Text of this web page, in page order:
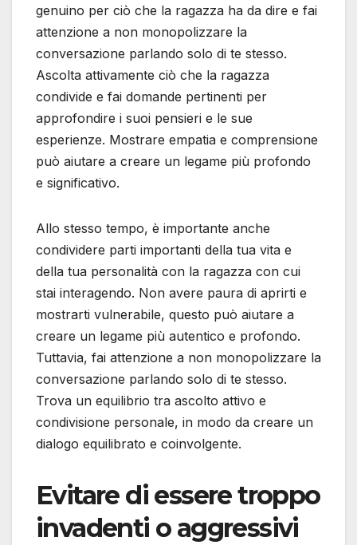
genuino per ciò che la ragazza ha da dire e fai
attenzione a non monopolizzare la
conversazione parlando solo di te stesso.
Ascolta attivamente ciò che la ragazza
condivide e fai domande pertinenti per
approfondire i suoi pensieri e le sue
esperienze. Mostrare empatia e comprensione
può aiutare a creare un legame più profondo
e significativo.
Allo stesso tempo, è importante anche
condividere parti importanti della tua vita e
della tua personalità con la ragazza con cui
stai interagendo. Non avere paura di aprirti e
mostrarti vulnerabile, questo può aiutare a
creare un legame più autentico e profondo.
Tuttavia, fai attenzione a non monopolizzare la
conversazione parlando solo di te stesso.
Trova un equilibrio tra ascolto attivo e
condivisione personale, in modo da creare un
dialogo equilibrato e coinvolgente.
Evitare di essere troppo
invadenti o aggressivi